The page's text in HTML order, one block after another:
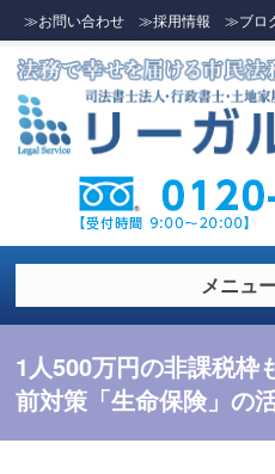
≫お問い合わせ ≫採用情報 ≫ブロ
メニュ
1人500万円の非課税枠
前対策「生命保険」の